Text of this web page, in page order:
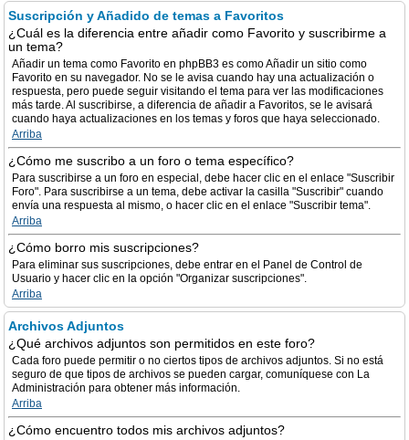
Suscripción y Añadido de temas a Favoritos
¿Cuál es la diferencia entre añadir como Favorito y suscribirme a
un tema?
Añadir un tema como Favorito en phpBB3 es como Añadir un sitio como
Favorito en su navegador. No se le avisa cuando hay una actualización o
respuesta, pero puede seguir visitando el tema para ver las modificaciones
más tarde. Al suscribirse, a diferencia de añadir a Favoritos, se le avisará
cuando haya actualizaciones en los temas y foros que haya seleccionado.
Arriba
¿Cómo me suscribo a un foro o tema específico?
Para suscribirse a un foro en especial, debe hacer clic en el enlace "Suscribir
Foro". Para suscribirse a un tema, debe activar la casilla "Suscribir" cuando
envía una respuesta al mismo, o hacer clic en el enlace "Suscribir tema".
Arriba
¿Cómo borro mis suscripciones?
Para eliminar sus suscripciones, debe entrar en el Panel de Control de
Usuario y hacer clic en la opción "Organizar suscripciones".
Arriba
Archivos Adjuntos
¿Qué archivos adjuntos son permitidos en este foro?
Cada foro puede permitir o no ciertos tipos de archivos adjuntos. Si no está
seguro de que tipos de archivos se pueden cargar, comuníquese con La
Administración para obtener más información.
Arriba
¿Cómo encuentro todos mis archivos adjuntos?